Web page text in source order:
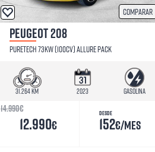
Comparar
PEUGEOT 208
PURETECH 73KW (100CV) ALLURE PACK
31.264 km 2023 Gasolina
14.990€
12.990€
Desde
152€/mes